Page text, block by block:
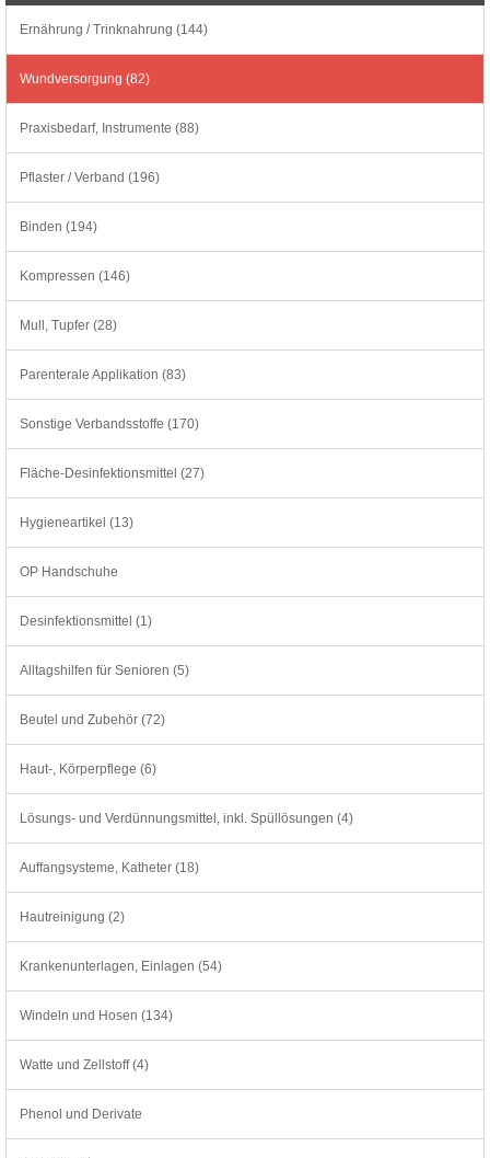
Ernährung / Trinknahrung (144)
Wundversorgung (82)
Praxisbedarf, Instrumente (88)
Pflaster / Verband (196)
Binden (194)
Kompressen (146)
Mull, Tupfer (28)
Parenterale Applikation (83)
Sonstige Verbandsstoffe (170)
Fläche-Desinfektionsmittel (27)
Hygieneartikel (13)
OP Handschuhe
Desinfektionsmittel (1)
Alltagshilfen für Senioren (5)
Beutel und Zubehör (72)
Haut-, Körperpflege (6)
Lösungs- und Verdünnungsmittel, inkl. Spüllösungen (4)
Auffangsysteme, Katheter (18)
Hautreinigung (2)
Krankenunterlagen, Einlagen (54)
Windeln und Hosen (134)
Watte und Zellstoff (4)
Phenol und Derivate